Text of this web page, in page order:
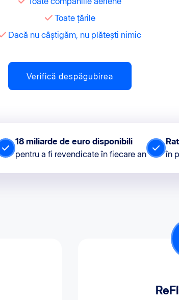
Toate țările
Dacă nu câștigăm, nu plătești nimic
Verifică despăgubirea
18 miliarde de euro disponibili
pentru a fi revendicate în fiecare an
în